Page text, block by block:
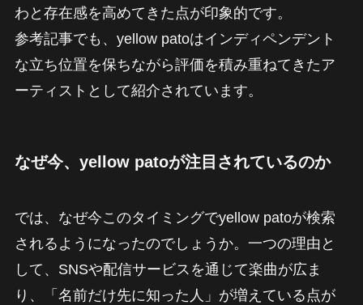
わと存在感を高めてきた点が印象的です。
参考記事でも、yellow patoはインディペンデント
な立ち位置を保ちながら評価を積み重ねてきたア
ーティストとして紹介されています。
なぜ今、yellow patoが注目されているのか
では、なぜ今このタイミングでyellow patoが検索
されるようになったのでしょうか。一つの理由と
して、SNSや配信サービスを通じて楽曲が広ま
り、「名前だけ先に知った人」が増えている点が